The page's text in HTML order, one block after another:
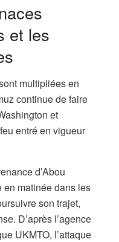
et les
multipliées en
continue de faire
et
entré en vigueur
d’Abou
en matinée dans les
son trajet,
D’après l’agence
UKMTO, l’attaque